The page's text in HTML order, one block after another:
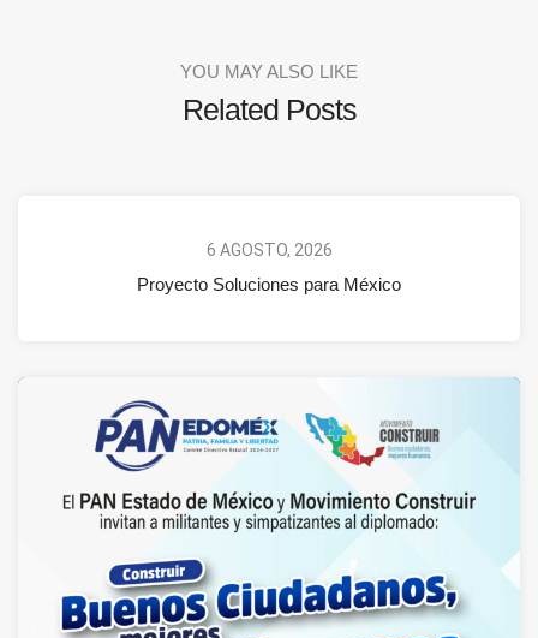
YOU MAY ALSO LIKE
Related Posts
6 AGOSTO, 2026
Proyecto Soluciones para México